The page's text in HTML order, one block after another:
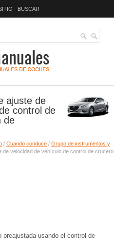
BUSCAR
ajuste de
control de
de
/ Cuando conduce / Grupo de instrumentos y
de velocidad de vehículo de control de crucero
usando el control de